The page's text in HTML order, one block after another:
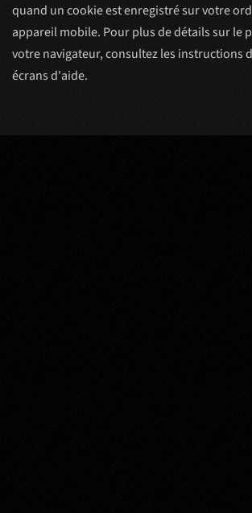
quand un cookie est enregistré sur votre
appareil mobile. Pour plus de détails sur le
votre navigateur, consultez les instructions
écrans d'aide.